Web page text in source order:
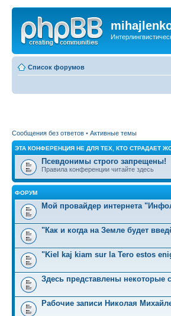
Список форумов
Сообщения без ответов • Активные темы
ЭТА КОНФЕРЕНЦИЯ НЕ ДЛЯ ТЕХ, КТО СТРАДАЕТ
Псевдонимы строго запрещены!
Правила конференции читайте здесь
ФОРУМ
Мой провайдер интернета
"Как и когда на Земле будет
"Kiel kaj kiam sur la Tero estos
Здесь представлены некоторые
Рабочие записи Николая